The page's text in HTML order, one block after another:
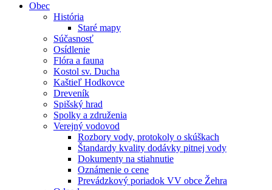
Obec
História
Staré mapy
Súčasnosť
Osídlenie
Flóra a fauna
Kostol sv. Ducha
Kaštieľ Hodkovce
Dreveník
Spišský hrad
Spolky a združenia
Verejný vodovod
Rozbory vody, protokoly o skúškach
Štandardy kvality dodávky pitnej vody
Dokumenty na stiahnutie
Oznámenie o cene
Prevádzkový poriadok VV obce Žehra